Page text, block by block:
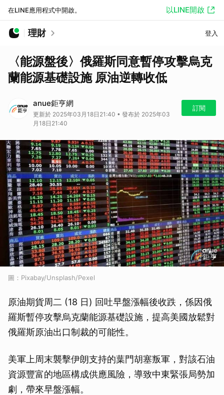
在LINE應用程式中開啟。 以LINE開啟
理財 登入
〈能源盤後〉俄羅斯同意暫停攻擊烏克
蘭能源基礎設施 原油逆轉收低
anue鉅亨網
更新於 2025年03月18日21:40 • 發布於 2025年03
月18日21:40
訂閱
圖：Pixabay/Unsplash/Pexel
原油期貨周二 (18 日) 回吐早盤漲幅後收跌，係因俄
羅斯暫停攻擊烏克蘭能源基礎設施，提高美國放鬆對
俄羅斯原油出口制裁的可能性。
美軍上周末襲擊伊朗支持的葉門胡塞叛軍，對該石油
資源豐富的地區構成供應風險，導致中東緊張局勢加
劇，帶來早盤漲幅。